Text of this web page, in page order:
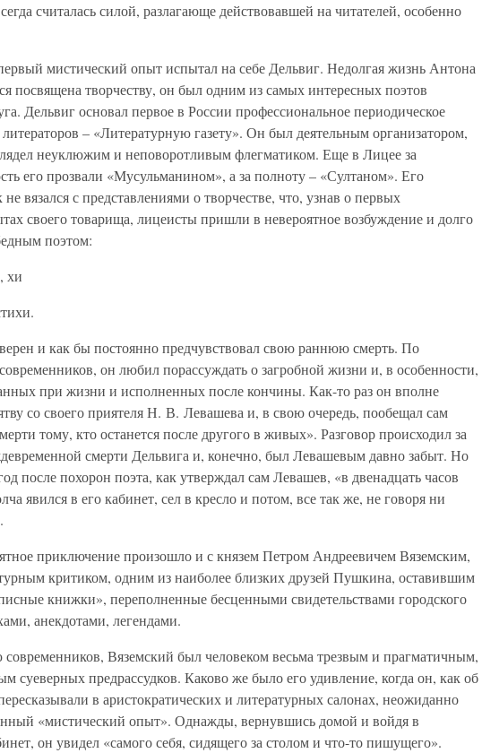
считалась силой, разлагающе действовавшей на читателей, особенно
мистический опыт испытал на себе Дельвиг. Недолгая жизнь Антона
посвящена творчеству, он был одним из самых интересных поэтов
Дельвиг основал первое в России профессиональное периодическое
– «Литературную газету». Он был деятельным организатором,
неуклюжим и неповоротливым флегматиком. Еще в Лицее за
его прозвали «Мусульманином», а за полноту – «Султаном». Его
вязался с представлениями о творчестве, что, узнав о первых
своего товарища, лицеисты пришли в невероятное возбуждение и долго
поэтом:
хи
и как бы постоянно предчувствовал свою раннюю смерть. По
он любил порассуждать о загробной жизни и, в особенности,
при жизни и исполненных после кончины. Как-то раз он вполне
со своего приятеля Н. В. Левашева и, в свою очередь, пообещал сам
тому, кто останется после другого в живых». Разговор происходил за
смерти Дельвига и, конечно, был Левашевым давно забыт. Но
после похорон поэта, как утверждал сам Левашев, «в двенадцать часов
явился в его кабинет, сел в кресло и потом, все так же, не говоря ни
приключение произошло и с князем Петром Андреевичем Вяземским,
критиком, одним из наиболее близких друзей Пушкина, оставившим
книжки», переполненные бесценными свидетельствами городского
анекдотами, легендами.
Вяземский был человеком весьма трезвым и прагматичным,
суеверных предрассудков. Каково же было его удивление, когда он, как об
в аристократических и литературных салонах, неожиданно
«мистический опыт». Однажды, вернувшись домой и войдя в
он увидел «самого себя, сидящего за столом и что-то пишущего».